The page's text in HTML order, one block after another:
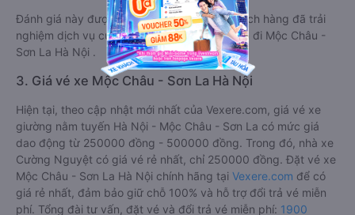
Đánh giá này được viết trực tiếp bởi các khách hàng đã trải
nghiệm dịch vụ của các hãng xe giường nằm đi Mộc Châu -
Sơn La Hà Nội .
3. Giá vé xe Mộc Châu - Sơn La Hà Nội
Hiện tại, theo cập nhật mới nhất của Vexere.com, giá vé xe
giường nằm tuyến Hà Nội - Mộc Châu - Sơn La có mức giá
dao động từ 250000 đồng - 500000 đồng. Trong đó, nhà xe
Cường Nguyệt có giá vé rẻ nhất, chỉ 250000 đồng. Đặt vé xe
Mộc Châu - Sơn La Hà Nội chính hãng tại Vexere.com để có
giá rẻ nhất, đảm bảo giữ chỗ 100% và hỗ trợ đổi trả vé miễn
phí. Tổng đài tư vấn, đặt vé và đổi trả vé miễn phí: 1900